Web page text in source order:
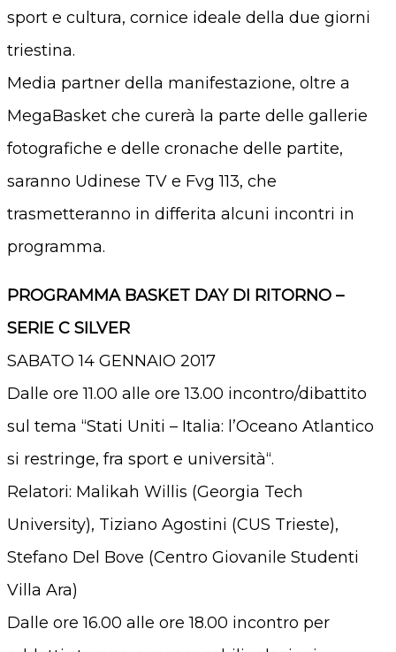
sport e cultura, cornice ideale della due giorni
triestina.
Media partner della manifestazione, oltre a
MegaBasket che curerà la parte delle gallerie
fotografiche e delle cronache delle partite,
saranno Udinese TV e Fvg 113, che
trasmetteranno in differita alcuni incontri in
programma.
PROGRAMMA BASKET DAY DI RITORNO –
SERIE C SILVER
SABATO 14 GENNAIO 2017
Dalle ore 11.00 alle ore 13.00 incontro/dibattito
sul tema “Stati Uniti – Italia: l’Oceano Atlantico
si restringe, fra sport e università“.
Relatori: Malikah Willis (Georgia Tech
University), Tiziano Agostini (CUS Trieste),
Stefano Del Bove (Centro Giovanile Studenti
Villa Ara)
Dalle ore 16.00 alle ore 18.00 incontro per